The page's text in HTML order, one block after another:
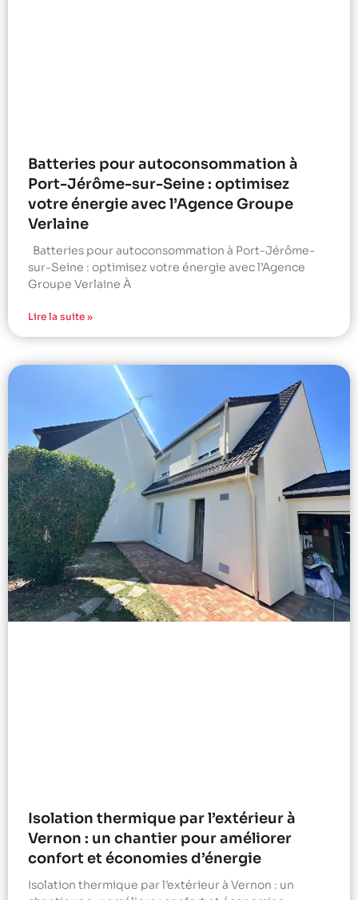
Batteries pour autoconsommation à
Port-Jérôme-sur-Seine : optimisez
votre énergie avec l’Agence Groupe
Verlaine
Batteries pour autoconsommation à Port-Jérôme-
sur-Seine : optimisez votre énergie avec l’Agence
Groupe Verlaine À
Lire la suite »
Isolation thermique par l’extérieur à
Vernon : un chantier pour améliorer
confort et économies d’énergie
Isolation thermique par l’extérieur à Vernon : un